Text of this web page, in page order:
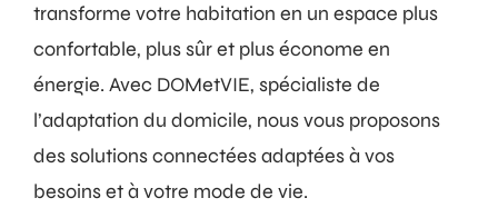
transforme votre habitation en un espace plus
confortable, plus sûr et plus économe en
énergie. Avec DOMetVIE, spécialiste de
l’adaptation du domicile, nous vous proposons
des solutions connectées adaptées à vos
besoins et à votre mode de vie.